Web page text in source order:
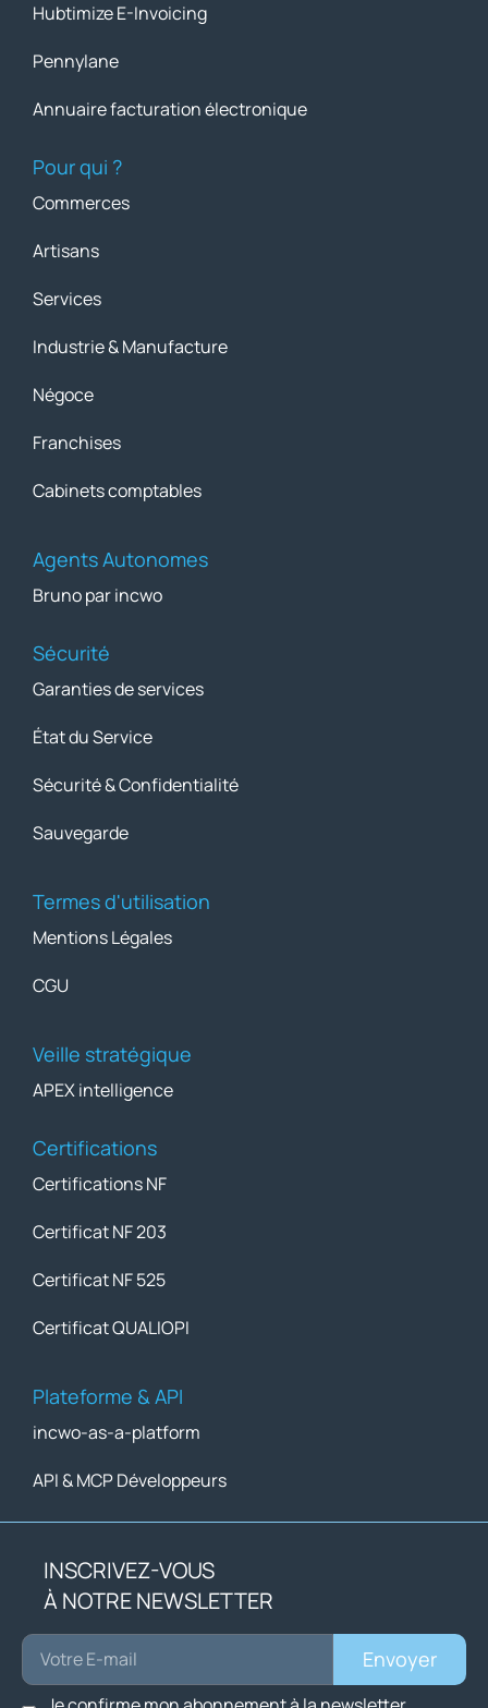
Hubtimize E-Invoicing
Pennylane
Annuaire facturation électronique
Pour qui ?
Commerces
Artisans
Services
Industrie & Manufacture
Négoce
Franchises
Cabinets comptables
Agents Autonomes
Bruno par incwo
Sécurité
Garanties de services
État du Service
Sécurité & Confidentialité
Sauvegarde
Termes d'utilisation
Mentions Légales
CGU
Veille stratégique
APEX intelligence
Certifications
Certifications NF
Certificat NF 203
Certificat NF 525
Certificat QUALIOPI
Plateforme & API
incwo-as-a-platform
API & MCP Développeurs
INSCRIVEZ-VOUS
À NOTRE NEWSLETTER
Envoyer